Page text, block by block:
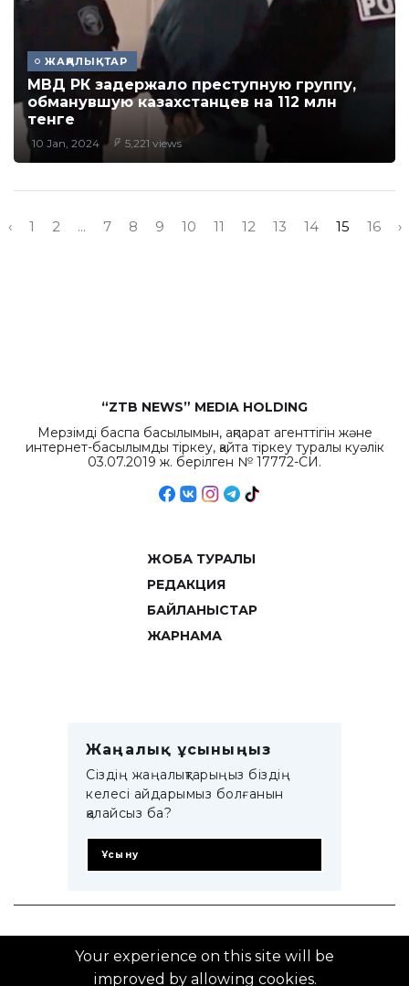
ЖАҢАЛЫҚТАР
МВД РК задержало преступную группу,
обманувшую казахстанцев на 112 млн
тенге
10 Jan, 2024 5,221 views
‹ 1 2 ... 7 8 9 10 11 12 13 14 15 16 ›
“ZTB NEWS” MEDIA HOLDING
Мерзімді баспа басылымын, ақпарат агенттігін және
интернет-басылымды тіркеу, қайта тіркеу туралы куәлік
03.07.2019 ж. берілген № 17772-СИ.
ЖОБА ТУРАЛЫ
РЕДАКЦИЯ
БАЙЛАНЫСТАР
ЖАРНАМА
Жаңалық ұсыныңыз
Сіздің жаңалықтарыңыз біздің
келесі айдарымыз болғанын
қалайсыз ба?
Ұсыну
© 2014–2025 ZTB.KZ
Your experience on this site will be
improved by allowing cookies.